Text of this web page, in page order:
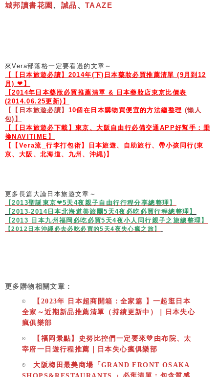
城邦讀書花園 、 誠品、TAAZE
來Vera部落格一定要看過的文章～
【
【日本旅遊必讀】2014年(下)日本藥妝必買推薦清單 (9月到12
月) ❤】
【2014年日本藥妝必買推薦清單 & 日本藥妝店東京比價表
(2014.06.25更新)】
【【日本旅遊必讀】 10個在日本購物買便宜的方法總整理 (懶人
包)】
【【日本旅遊必下載】東京、大阪自由行必備交通APP好幫手：乗
換NAVITIME】
【【Vera流_行李打包術】日本旅遊、自助旅行、帶小孩同行(東
京、大阪、北海道、九州、沖繩)】
更多長篇大論日本旅遊文章～
【2013聖誕東京❤5天4夜親子自由行行程分享總整理】
【2013-2014日本北海道美旅團5天4夜必吃必買行程總整理】
【2013 日本九州福岡必吃必買5天4夜小人同行親子之旅總整理】
【2012日本沖繩必去必吃必買的5天4夜失心瘋之旅】
更多購物相關文章：
【2023年 日本超商開箱：全家篇 】一起逛日本
全家～近期新品推薦清單（持續更新中）｜日本失心
瘋俱樂部
【福岡景點】史努比控們一定要來💛由布院、太
宰府一日遊行程推薦｜日本失心瘋俱樂部
大阪梅田最美商場「GRAND FRONT OSAKA